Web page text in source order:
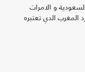
و الامرات
الدي تعتبره